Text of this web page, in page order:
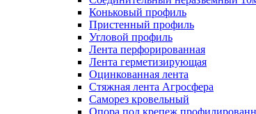
Коньковый профиль
Пристенный профиль
Угловой профиль
Лента перфорированная
Лента герметизирующая
Оцинкованная лента
Стяжная лента Агросфера
Саморез кровельный
Опора под крепеж